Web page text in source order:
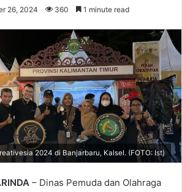
26, 2024 360 1 minute read
2024 di Banjarbaru, Kalsel. (FOTO: Ist)
– Dinas Pemuda dan Olahraga